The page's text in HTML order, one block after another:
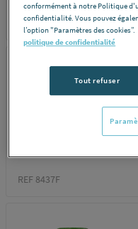
REF 224WP
REF 8437F
conformément à notre Politique
confidentialité. Vous pouvez
l’option "Paramètres des cookies”.
politique de confidentialité
Tout refuser